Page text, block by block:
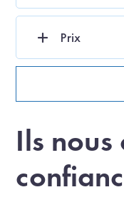
Prix
Ils